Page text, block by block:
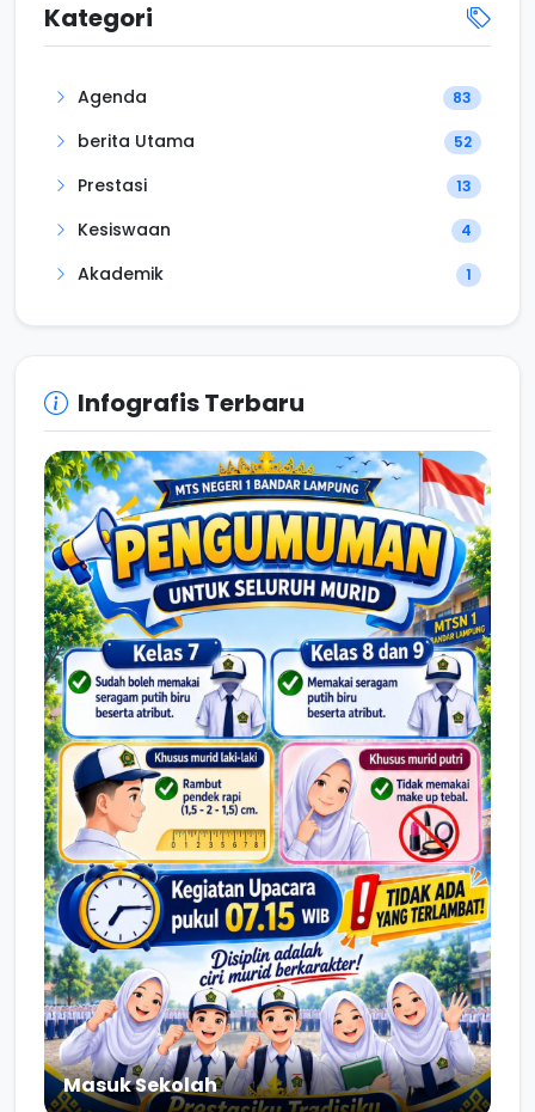
Kategori
Agenda 83
berita Utama 52
Prestasi 13
Kesiswaan 4
Akademik 1
Infografis Terbaru
Masuk Sekolah